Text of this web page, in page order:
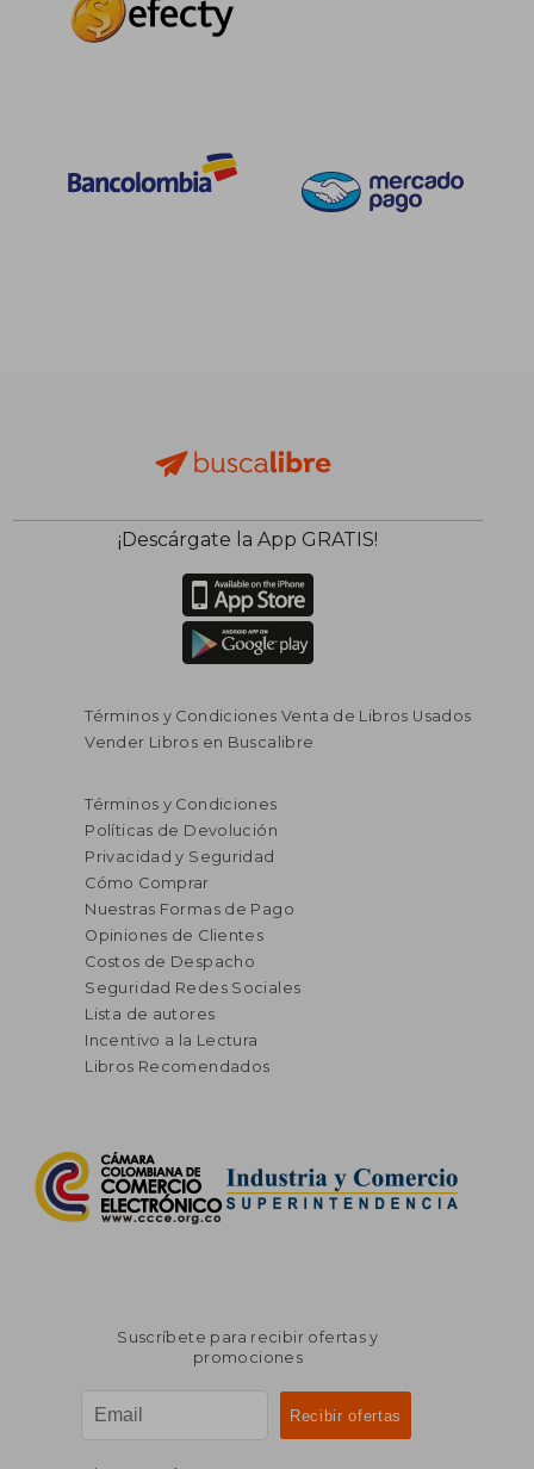
¡Descárgate la App GRATIS!
Términos y Condiciones Venta de Libros Usados
Vender Libros en Buscalibre
Términos y Condiciones
Políticas de Devolución
Privacidad y Seguridad
Cómo Comprar
Nuestras Formas de Pago
Opiniones de Clientes
Costos de Despacho
Seguridad Redes Sociales
Lista de autores
Incentivo a la Lectura
Libros Recomendados
Suscríbete para recibir ofertas y
promociones